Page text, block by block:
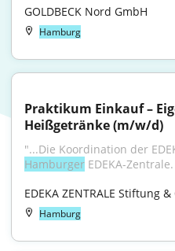
GOLDBECK Nord GmbH
Hamburg
Praktikum Einkauf –
Heißgetränke (m/w/d)
Hamburger EDEKA-
EDEKA ZENTRALE Stiftung &
Hamburg